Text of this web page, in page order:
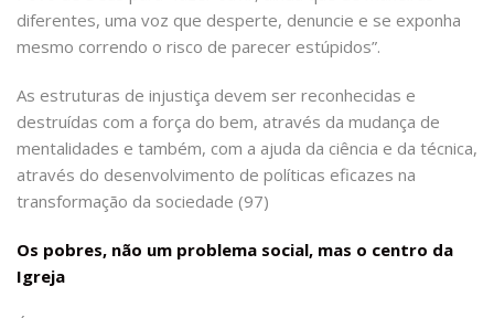
diferentes, uma voz que desperte, denuncie e se exponha
mesmo correndo o risco de parecer estúpidos”.
As estruturas de injustiça devem ser reconhecidas e
destruídas com a força do bem, através da mudança de
mentalidades e também, com a ajuda da ciência e da técnica,
através do desenvolvimento de políticas eficazes na
transformação da sociedade (97)
Os pobres, não um problema social, mas o centro da
Igreja